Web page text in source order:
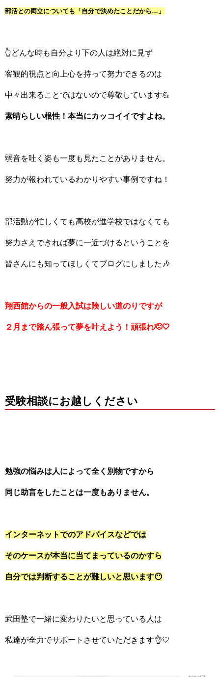
部活との両立についても「自分で決めたことだから…」
👆どんな時も自分より下の人は絶対に見ず
客観的視点と向上心を持って努力できるのは
中々出来ることではないので尊敬しています💪
素晴らしい根性！本当にカッコイイですよね。
弱音を吐く姿も一度も見たことがありません。
努力が報われているわかりやすい事例ですね！
部活動が忙しくても高校が進学校ではなくても
努力さえできれば夢に一近づけるということを
皆さんにも知ってほしくてブログにしました🎶
翔西館からの一般入試は険しい道のりですが
２月まで踏ん張って夢を叶えよう！頑張れ🫡🤍
受験相談にお越しください
勉強の悩みは人によって全く別物ですから
同じ助言をしたことは一度もありません。
インターネットでのアドバイスなどでは
そのケースが本当に当てまっているのかすら
自分では判断することが難しいと思います😶
武田塾で一緒に変わりたいと思っている人は
私達が全力でサポートさせていただきます👌🤍